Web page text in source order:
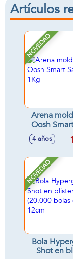
Artículos
NOVEDAD
Arena
Oosh
1Kg
4 años
NOVEDAD
Bola
Shot en